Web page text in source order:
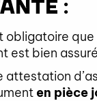
:
obligatoire
est bien
en pièce